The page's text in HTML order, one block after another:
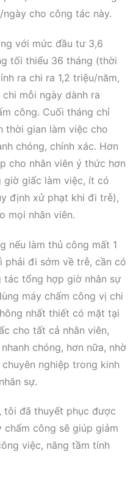
cho công tác này.
với mức đầu tư 3,6
tối thiểu 36 tháng (thời
ra chi ra 1,2 triệu/năm,
mỗi ngày dành ra
công. Cuối tháng chỉ
thời gian làm việc cho
chóng, chính xác. Hơn
cho nhân viên ý thức hơn
giờ giấc làm việc, ít có
định xử phạt khi đi trễ),
mọi nhân viên.
nếu làm thủ công mất 1
phải đi sớm về trễ, cần có
tổng hợp giờ nhân sự
máy chấm công vị chi
nhất thiết có mặt tại
cho tất cả nhân viên,
chóng, hơn nữa, nhờ
nghiệp trong kinh
sự.
tôi đã thuyết phục được
chấm công sẽ giúp giảm
việc, nâng tầm tính